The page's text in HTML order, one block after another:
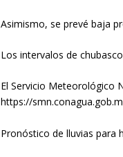
Asimismo, se prevé baja
Los intervalos de
El Servicio Meteorológico
https://
Pronóstico de lluvias para